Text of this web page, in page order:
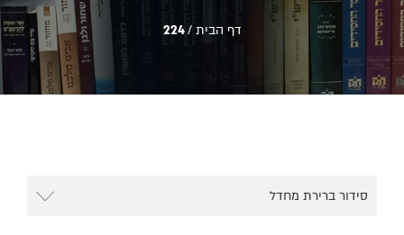
דף הבית /
224